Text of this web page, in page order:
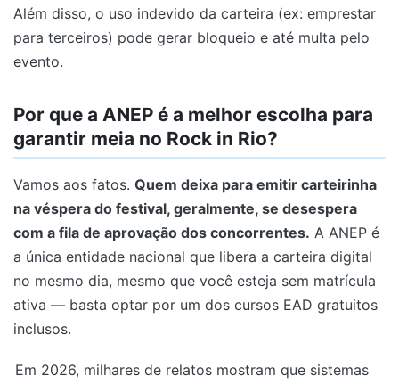
Além disso, o uso indevido da carteira (ex: emprestar
para terceiros) pode gerar bloqueio e até multa pelo
evento.
Por que a ANEP é a melhor escolha para
garantir meia no Rock in Rio?
Vamos aos fatos. Quem deixa para emitir carteirinha
na véspera do festival, geralmente, se desespera
com a fila de aprovação dos concorrentes. A ANEP é
a única entidade nacional que libera a carteira digital
no mesmo dia, mesmo que você esteja sem matrícula
ativa — basta optar por um dos cursos EAD gratuitos
inclusos.
Em 2026, milhares de relatos mostram que sistemas